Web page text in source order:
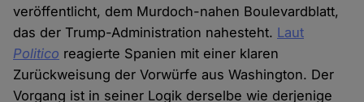
veröffentlicht, dem Murdoch-nahen Boulevardblatt,
das der Trump-Administration nahesteht. Laut
Politico reagierte Spanien mit einer klaren
Zurückweisung der Vorwürfe aus Washington. Der
Vorgang ist in seiner Logik derselbe wie derjenige